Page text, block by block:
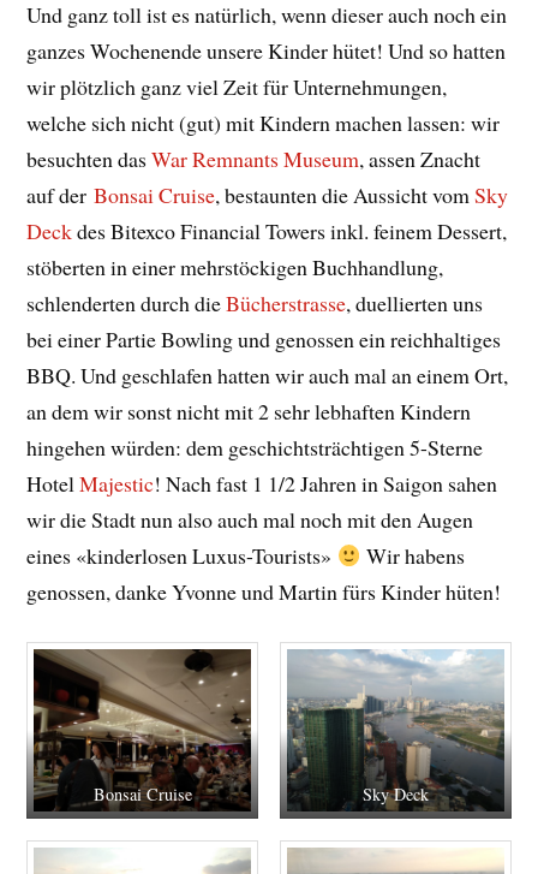
Und ganz toll ist es natürlich, wenn dieser auch noch ein
ganzes Wochenende unsere Kinder hütet! Und so hatten
wir plötzlich ganz viel Zeit für Unternehmungen,
welche sich nicht (gut) mit Kindern machen lassen: wir
besuchten dasWar Remnants Museum, assen Znacht
auf derBonsai Cruise, bestaunten die Aussicht vomSky
Deckdes Bitexco Financial Towers inkl. feinem Dessert,
stöberten in einer mehrstöckigen Buchhandlung,
schlenderten durch dieBücherstrasse, duellierten uns
bei einer Partie Bowling und genossen ein reichhaltiges
BBQ. Und geschlafen hatten wir auch mal an einem Ort,
an dem wir sonst nicht mit 2 sehr lebhaften Kindern
hingehen würden: dem geschichtsträchtigen 5-Sterne
HotelMajestic! Nach fast 1 1/2 Jahren in Saigon sahen
wir die Stadt nun also auch mal noch mit den Augen
eines «kinderlosen Luxus-Tourists»
Wir habens
genossen, danke Yvonne und Martin fürs Kinder hüten!
Bonsai Cruise Sky Deck